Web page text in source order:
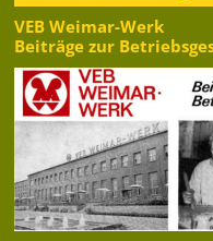
VEB Weimar-Werk
Beiträge zur